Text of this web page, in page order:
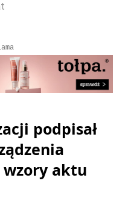
podpisał
aktu